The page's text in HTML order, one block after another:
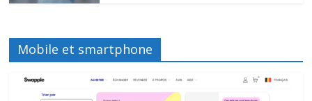
Mobile et smartphone